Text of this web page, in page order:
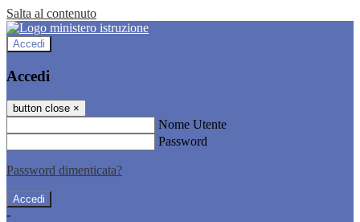
Salta al contenuto
Accedi
Accedi
button close ×
Nome Utente
Password
Password dimenticata?
-